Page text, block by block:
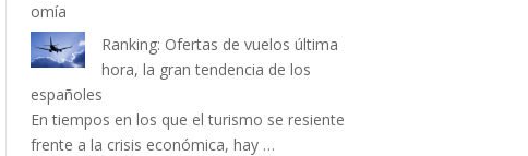
Ranking: Ofertas de vuelos última
hora, la gran tendencia de los
españoles
En tiempos en los que el turismo se resiente
frente a la crisis económica, hay …